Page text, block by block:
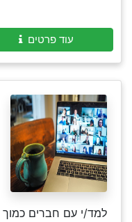
עוד פרטים
למד/י עם חברים